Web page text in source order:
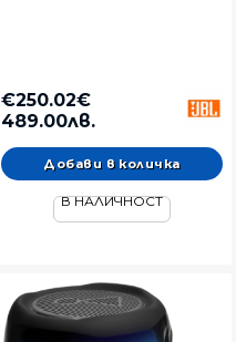
€250.02€
489.00лв.
В НАЛИЧНОСТ